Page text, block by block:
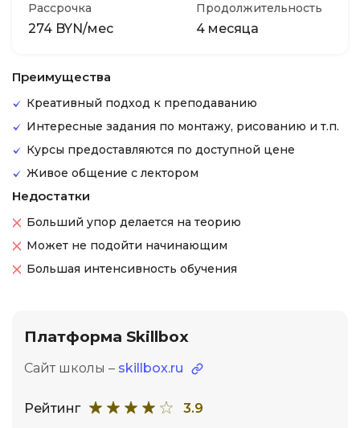
Рассрочка
274 BYN/мес
Продолжительность
4 месяца
Преимущества
Креативный подход к преподаванию
Интересные задания по монтажу, рисованию и т.п.
Курсы предоставляются по доступной цене
Живое общение с лектором
Недостатки
Больший упор делается на теорию
Может не подойти начинающим
Большая интенсивность обучения
Платформа Skillbox
Сайт школы – skillbox.ru
Рейтинг 3.9